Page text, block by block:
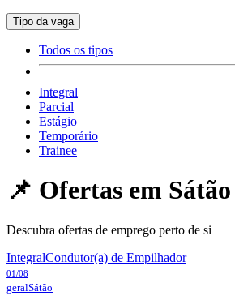
Tipo da vaga
Todos os tipos
Integral
Parcial
Estágio
Temporário
Trainee
📌 Ofertas em Sátão
Descubra ofertas de emprego perto de si
IntegralCondutor(a) de Empilhador
01/08
geralSátão